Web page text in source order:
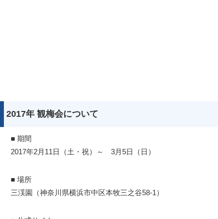
2017年 観梅会について
■ 期間
2017年2月11日（土・祝）～ 3月5日（日）
■ 場所
三渓園（神奈川県横浜市中区本牧三之谷58-1）